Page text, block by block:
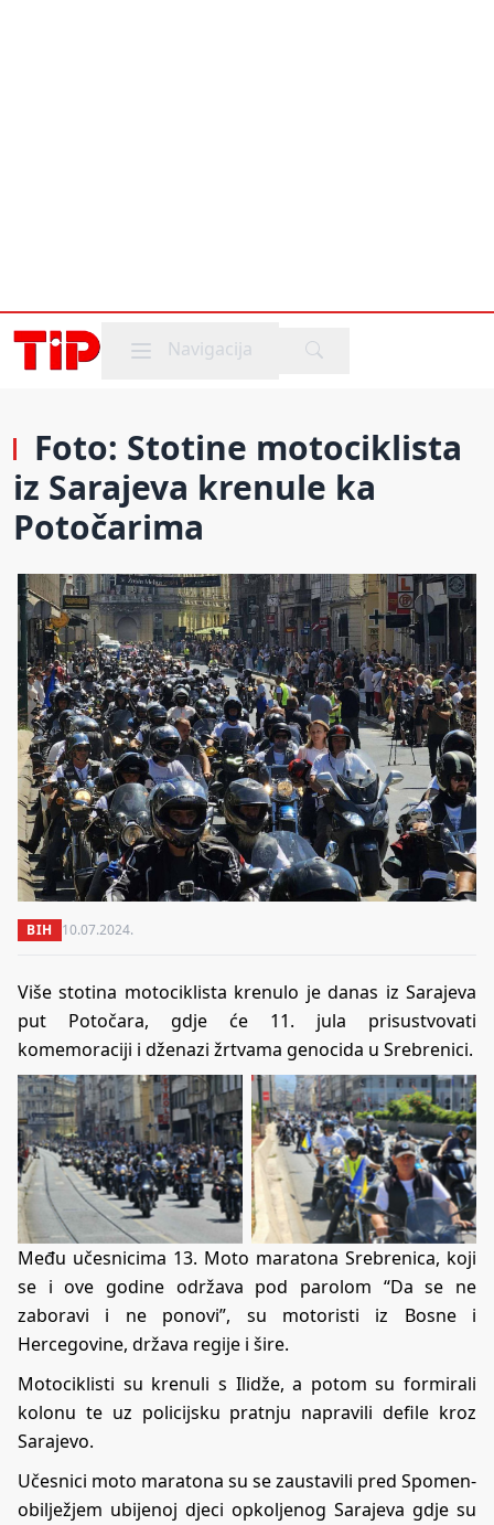
Mobile menu
Navigacija
Foto: Stotine motociklista
iz Sarajeva krenule ka
Potočarima
BIH 10.07.2024.
Više stotina motociklista krenulo je danas iz Sarajeva
put Potočara, gdje će 11. jula prisustvovati
komemoraciji i dženazi žrtvama genocida u Srebrenici.
Među učesnicima 13. Moto maratona Srebrenica, koji
se i ove godine održava pod parolom “Da se ne
zaboravi i ne ponovi”, su motoristi iz Bosne i
Hercegovine, država regije i šire.
Motociklisti su krenuli s Ilidže, a potom su formirali
kolonu te uz policijsku pratnju napravili defile kroz
Sarajevo.
Učesnici moto maratona su se zaustavili pred Spomen-
obilježjem ubijenoj djeci opkoljenog Sarajeva gdje su